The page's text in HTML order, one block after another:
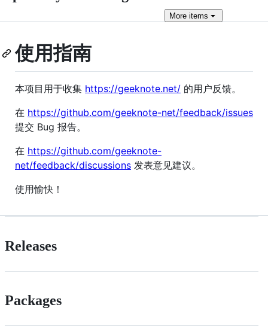
More items
使用指南
本项目用于收集 https://geeknote.net/ 的用户反馈。
在 https://github.com/geeknote-net/feedback/issues
提交 Bug 报告。
在 https://github.com/geeknote-
net/feedback/discussions 发表意见建议。
使用愉快！
Releases
Packages